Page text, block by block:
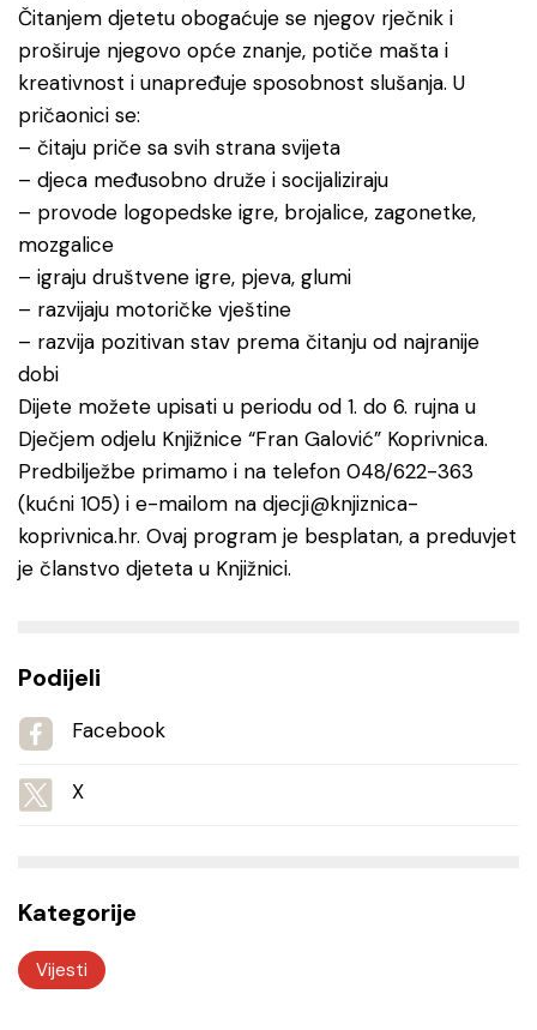
Čitanjem djetetu obogaćuje se njegov rječnik i
proširuje njegovo opće znanje, potiče mašta i
kreativnost i unapređuje sposobnost slušanja. U
pričaonici se:
– čitaju priče sa svih strana svijeta
– djeca međusobno druže i socijaliziraju
– provode logopedske igre, brojalice, zagonetke,
mozgalice
– igraju društvene igre, pjeva, glumi
– razvijaju motoričke vještine
– razvija pozitivan stav prema čitanju od najranije
dobi
Dijete možete upisati u periodu od 1. do 6. rujna u
Dječjem odjelu Knjižnice “Fran Galović” Koprivnica.
Predbilježbe primamo i na telefon 048/622-363
(kućni 105) i e-mailom na djecji@knjiznica-
koprivnica.hr. Ovaj program je besplatan, a preduvjet
je članstvo djeteta u Knjižnici.
Podijeli
Facebook
X
Kategorije
Vijesti